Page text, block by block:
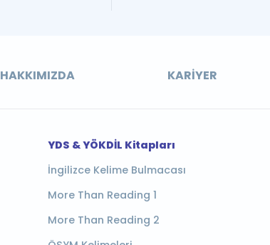
HAKKIMIZDA KARIYER
YDS & YÖKDİL Kitapları
İngilizce Kelime Bulmacası
More Than Reading 1
More Than Reading 2